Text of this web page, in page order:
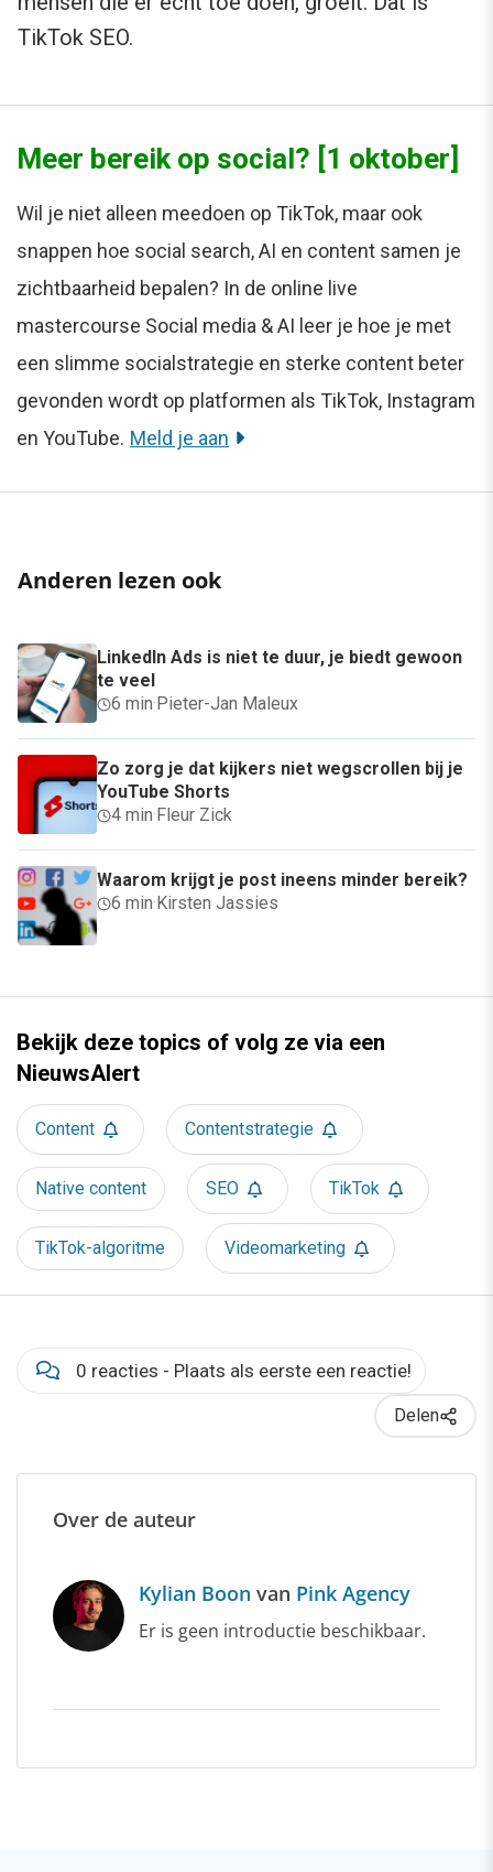
TikTok SEO.
Meer bereik op social? [1 oktober]
Wil je niet alleen meedoen op TikTok, maar ook
snappen hoe social search, AI en content samen je
zichtbaarheid bepalen? In de online live
mastercourse Social media & AI leer je hoe je met
een slimme socialstrategie en sterke content beter
gevonden wordt op platformen als TikTok, Instagram
en YouTube. Meld je aan
Anderen lezen ook
LinkedIn Ads is niet te duur, je biedt gewoon
te veel
6 min· Pieter-Jan Maleux
Zo zorg je dat kijkers niet wegscrollen bij je
YouTube Shorts
4 min· Fleur Zick
Waarom krijgt je post ineens minder bereik?
6 min· Kirsten Jassies
Bekijk deze topics of volg ze via een
NieuwsAlert
Content Contentstrategie
Native content SEO TikTok
TikTok-algoritme Videomarketing
0 reacties - Plaats als eerste een reactie!
Delen
Over de auteur
Kylian Boon van Pink Agency
Er is geen introductie beschikbaar.